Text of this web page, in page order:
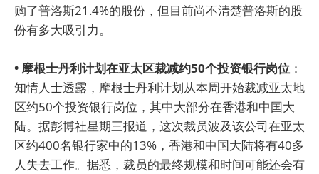
购了普洛斯21.4%的股份，但目前尚不清楚普洛斯的股
份有多大吸引力。
• 摩根士丹利计划在亚太区裁减约50个投资银行岗位 ：
知情人士透露，摩根士丹利计划从本周开始裁减亚太地
区约50个投资银行岗位，其中大部分在香港和中国大
陆。据彭博社星期三报道，这次裁员波及该公司在亚太
区约400名银行家中的13%，香港和中国大陆将有40多
人失去工作。据悉，裁员的最终规模和时间可能还会有